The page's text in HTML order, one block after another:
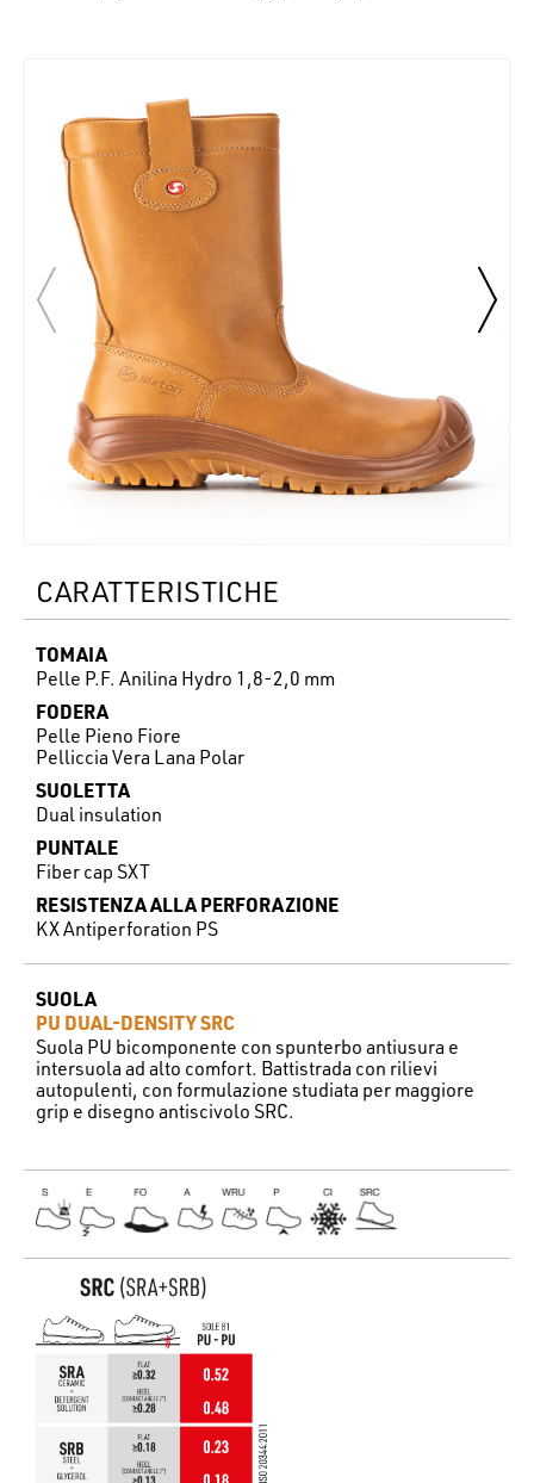
CARATTERISTICHE
TOMAIA
Pelle P.F. Anilina Hydro 1,8-2,0 mm
FODERA
Pelle Pieno Fiore
Pelliccia Vera Lana Polar
SUOLETTA
Dual insulation
PUNTALE
Fiber cap SXT
RESISTENZA ALLA PERFORAZIONE
KX Antiperforation PS
SUOLA
PU DUAL-DENSITY SRC
Suola PU bicomponente con spunterbo antiusura e
intersuola ad alto comfort. Battistrada con rilievi
autopulenti, con formulazione studiata per maggiore
grip e disegno antiscivolo SRC.